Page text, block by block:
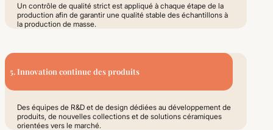
Un contrôle de qualité strict est appliqué à chaque étape de la
production afin de garantir une qualité stable des échantillons à
la production de masse.
5. Innovation continue des produits
Des équipes de R&D et de design dédiées au développement de
produits, de nouvelles collections et de solutions céramiques
orientées vers le marché.